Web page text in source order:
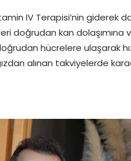
IV Terapisi’nin giderek
kan dolaşımına
hücrelere ulaşarak
alınan takviyelerde